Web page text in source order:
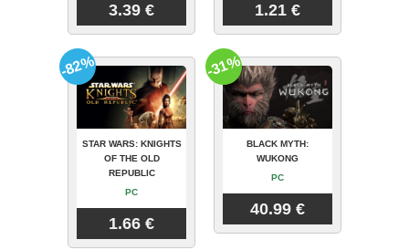
3.39 € 1.21 €
STAR WARS: KNIGHTS
OF THE OLD
REPUBLIC
PC
1.66 €
-82%
BLACK MYTH:
WUKONG
PC
40.99 €
-31%